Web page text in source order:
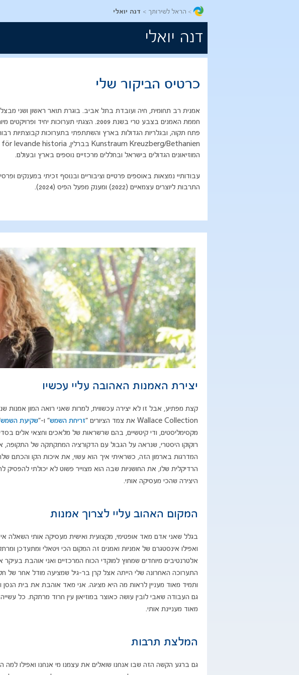
הראל לשירותך דנה יואלי
דנה יואלי
כרטיס הביקור שלי
פתח תקוה, ובגלריות הגדולות בארץ והשתתפתי בתערוכות קבוצתיות
המוזיאונים הגדולים בישראל ובחללים מרכזיים נוספים בארץ ובעולם.
התרבות ליוצרים עצמאיים (2022) ומענק מפעל הפיס (2024).​​
יצירת האמנות האהובה עליי עכשיו​
קצת מפתיע, אבל זו לא יצירה עכשווית, למרות שאני רואה המון אמנות
Wallace Collection את צמד הציורים ״
זריחת השמש״ ו-״שקיעת השמש
מקסימליסטים, ודי קיטשיים, בהם שרשראות של מלאכים וחצאי אלים
רוקוקו היסטרי, שנראה על הגבול עם הדקורציה המתקתקה של
המדרגות בארמון הזה, כשראיתי איך הוא עשוי, את איכות הקו והכתם
הרדיקלית שלו, את החושניות שבה הוא מצוייר פשוט לא יכולתי
היצירה שהכי מעסיקה אותי.​
המקום האהוב עליי לצרוך אמנות
בגלל שאני אדם מאד אופטימי, מקצועית ואישית מעסיקה אותי השאלה
ואפילו אינסטגרם של אמניות ואמנים זה המקום הכי ויטאלי ומתעדכן
אלטרנטיבים מיוחדים שמחוץ למוקדי הכוח המרכזיים ואני אוהבת
התערוכה האחרונה שלי הייתה אצל קרן בר-גיל שמציעה מודל אחר של
ותמיד מאוד מעניין לראות מה היא מציגה. אני מאד אוהבת את בית הנסן
גם העבודה שאבי לובין עושה כאוצר במוזיאון עין חרוד מרתקת. כל
מאוד מעניינת אותי.
המלצת תרבות
גם ברגע הקשה הזה שבו אנחנו שואלים את עצמנו מי אנחנו ואפילו למה